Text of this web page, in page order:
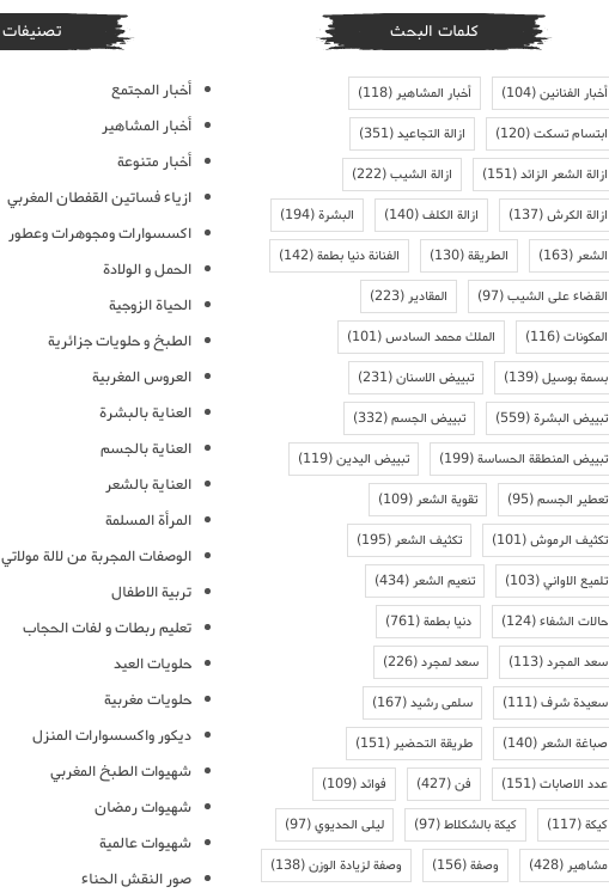
كلمات البحث
أخبار الفنانين(104) أخبار المشاهير(118)
ابتسام تسكت(120) ازالة التجاعيد(351)
ازالة الشعر الزائد(151) ازالة الشيب(222)
ازالة الكرش(137) ازالة الكلف(140) البشرة(194)
الشعر(163) الطريقة(130) الفنانة دنيا بطمة(142)
القضاء على الشيب(97) المقادير(223)
المكونات(116) الملك محمد السادس(101)
بسمة بوسيل(139) تبييض الاسنان(231)
تبييض البشرة(559) تبييض الجسم(332)
تبييض المنطقة الحساسة(199) تبييض اليدين(119)
تعطير الجسم(95) تقوية الشعر(109)
تكثيف الرموش(101) تكثيف الشعر(195)
تلميع الاواني(103) تنعيم الشعر(434)
حالات الشفاء(124) دنيا بطمة(761)
سعد المجرد(113) سعد لمجرد(226)
سعيدة شرف(111) سلمى رشيد(167)
صباغة الشعر(140) طريقة التحضير(151)
عدد الاصابات(151) فن(427) فوائد(109)
كيكة(117) كيكة بالشكلاط(97) ليلى الحديوي(97)
مشاهير(428) وصفة(156) وصفة لزيادة الوزن(138)
تصنيفات
أخبار المجتمع
أخبار المشاهير
أخبار متنوعة
ازياء فساتين القفطان المغربي
اكسسوارات ومجوهرات وعطور
الحمل و الولادة
الحياة الزوجية
الطبخ و حلويات جزائرية
العروس المغربية
العناية بالبشرة
العناية بالجسم
العناية بالشعر
المرأة المسلمة
الوصفات المجربة من لالة مولاتي
تربية الاطفال
تعليم ربطات و لفات الحجاب
حلويات العيد
حلويات مغربية
ديكور واكسسوارات المنزل
شهيوات الطبخ المغربي
شهيوات رمضان
شهيوات عالمية
صور النقش الحناء